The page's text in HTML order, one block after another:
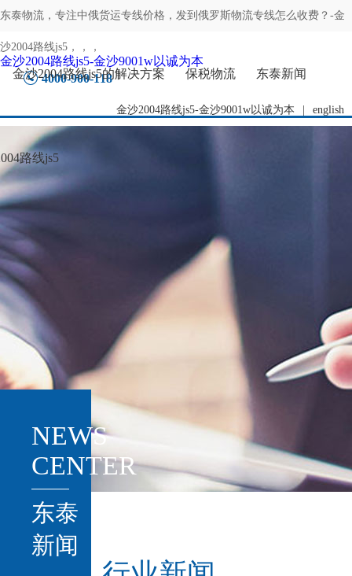
东泰物流，专注中俄货运专线价格，发到俄罗斯物流专线怎么收费？-金
沙2004路线js5 ，，，
4000-900-118
金沙2004路线js5-金沙9001w以诚为本 english
金沙2004路线js5-金沙9001w以诚为本
金沙2004路线js5的解决方案
保税物流 东泰新闻
路线js5
NEWS
CENTER
东泰
新闻